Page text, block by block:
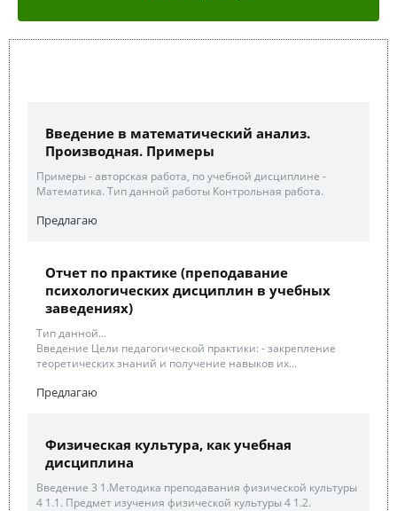
Введение в математический анализ.
Производная. Примеры
Примеры - авторская работа, по учебной дисциплине -
Математика. Тип данной работы Контрольная работа.
Предлагаю
Отчет по практике (преподавание
психологических дисциплин в учебных
заведениях)
Тип данной...
Введение Цели педагогической практики: - закрепление
теоретических знаний и получение навыков их...
Предлагаю
Физическая культура, как учебная
дисциплина
Введение 3 1.Методика преподавания физической культуры
4 1.1. Предмет изучения физической культуры 4 1.2.